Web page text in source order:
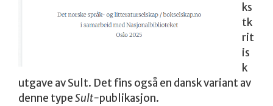
ks
tk
rit
is
k
utgave av Sult. Det fins også en dansk variant av
denne typeSult-publikasjon.